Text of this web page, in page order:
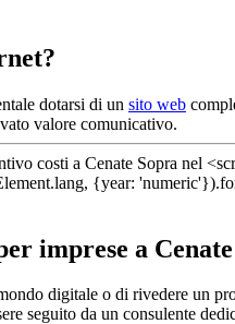
dotarsi di un sito web
valore comunicativo.
imprese a
digitale o di rivedere un
seguito da un consulente